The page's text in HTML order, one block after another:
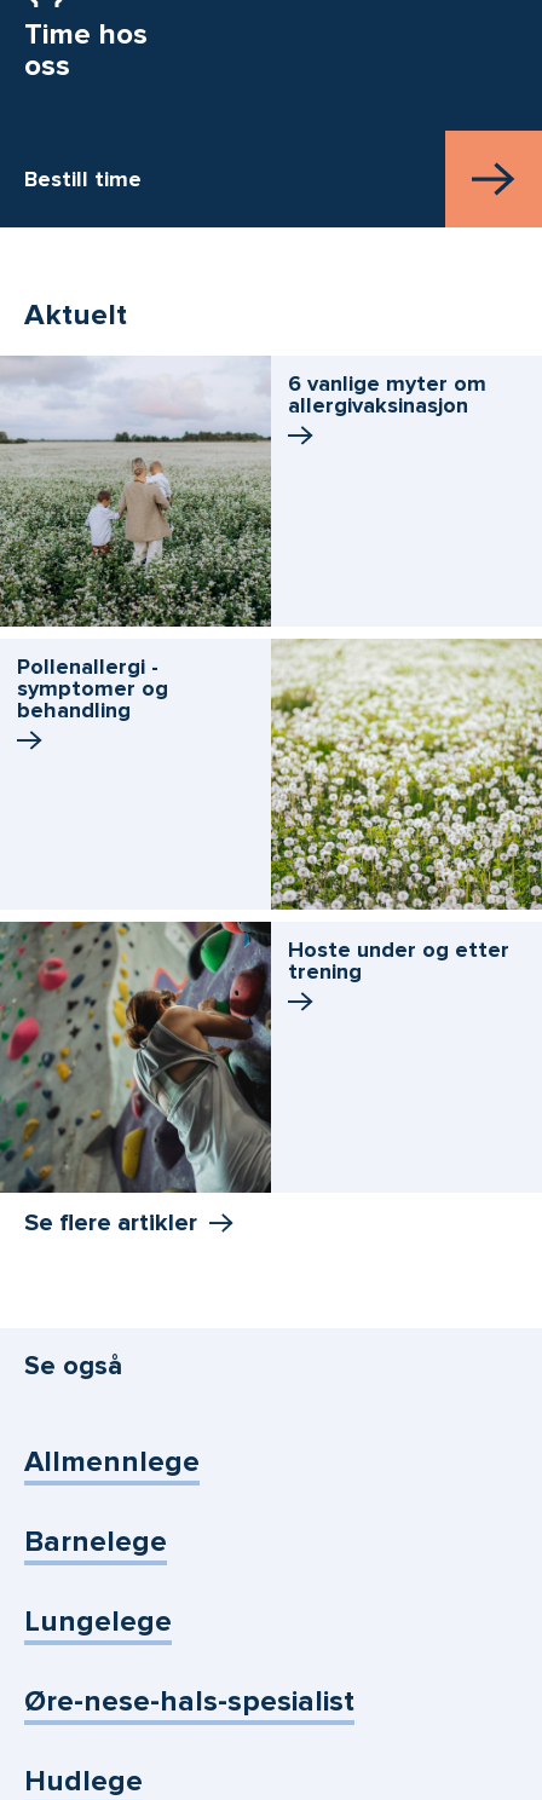
Time hos
oss
Bestill time
Aktuelt
6 vanlige myter om
allergivaksinasjon
Pollenallergi -
symptomer og
behandling
Hoste under og etter
trening
Se flere artikler
Se også
Allmennlege
Barnelege
Lungelege
Øre-nese-hals-spesialist
Hudlege